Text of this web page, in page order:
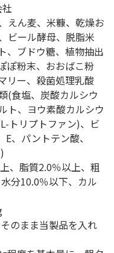
えん麦、米糠、乾燥お
ビール酵母、脱脂米
、ブドウ糖、植物抽出
ぽ粉末、おおばこ粉
リー、殺菌処理乳酸
(食塩、炭酸カルシウ
ト、ヨウ素酸カルシウ
トリプトファン)、ビ
、パントテン酸、
、脂質2.0％以上、粗
分10.0％以下、カル
のまま当製品を入れ